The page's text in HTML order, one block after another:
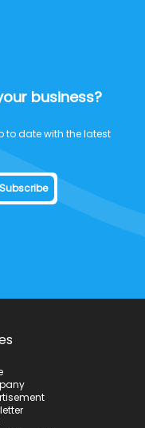
business?
to date with the latest
Subscribe